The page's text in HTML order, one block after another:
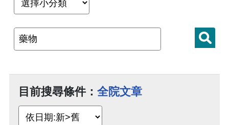
目前搜尋條件： 全院文章